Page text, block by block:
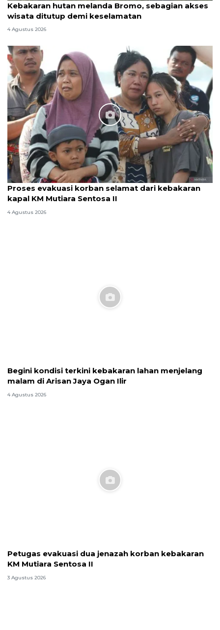
Kebakaran hutan melanda Bromo, sebagian akses
wisata ditutup demi keselamatan
4 Agustus 2026
Proses evakuasi korban selamat dari kebakaran
kapal KM Mutiara Sentosa II
4 Agustus 2026
Begini kondisi terkini kebakaran lahan menjelang
malam di Arisan Jaya Ogan Ilir
4 Agustus 2026
Petugas evakuasi dua jenazah korban kebakaran
KM Mutiara Sentosa II
3 Agustus 2026